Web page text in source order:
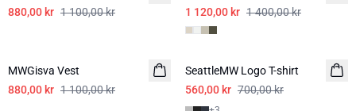
880,00 kr 1 100,00 kr
1 120,00 kr 1 400,00 kr
MWGisva Vest
880,00 kr 1 100,00 kr
-20%
SeattleMW Logo T-shirt
560,00 kr 700,00 kr